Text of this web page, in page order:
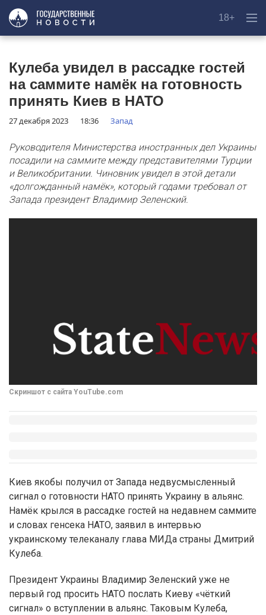
18+
Кулеба увидел в рассадке гостей
на саммите намёк на готовность
принять Киев в НАТО
27 декабря 2023 18:36 Запад
Руководителя Министерства иностранных дел Украины
посадили на саммите между представителями Турции
и Великобритании. Чиновник увидел в этой детали
«долгожданный намёк», который годами требовал от
Запада президент Владимир Зеленский.
Скриншот с сайта YouTube.com
Киев якобы получил от Запада недвусмысленный
сигнал о готовности НАТО принять Украину в альянс.
Намёк крылся в рассадке гостей на недавнем саммите
и словах генсека НАТО, заявил в интервью
украинскому телеканалу глава МИДа страны Дмитрий
Кулеба.
Президент Украины Владимир Зеленский уже не
первый год просить НАТО послать Киеву «чёткий
сигнал» о вступлении в альянс. Таковым Кулеба,